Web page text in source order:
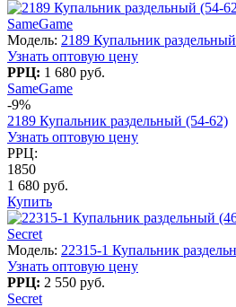
SameGame
Модель: 2189 Купальник
Узнать оптовую цену
РРЦ: 1 680 руб.
SameGame
-9%
2189 Купальник раздельный (54-62)
Узнать оптовую цену
РРЦ:
1850
1 680 руб.
Купить
Secret
Модель: 22315-1 Купальник
Узнать оптовую цену
РРЦ: 2 550 руб.
Secret